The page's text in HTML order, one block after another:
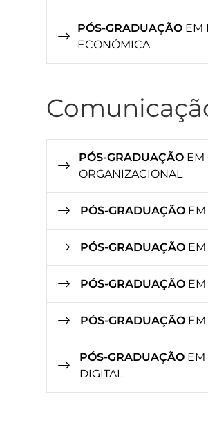
PÓS-GRADUAÇÃOEM
ECONÓMICA
PÓS-GRADUAÇÃOEM
ORGANIZACIONAL
PÓS-GRADUAÇÃO
PÓS-GRADUAÇÃO EM
PÓS-GRADUAÇÃO
PÓS-GRADUAÇÃO EM
PÓS-GRADUAÇÃO EM
DIGITAL